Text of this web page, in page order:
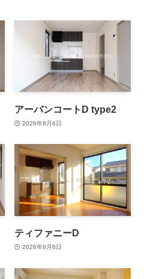
アーバンコートD type2
2026年8月6日
ティファニーD
2026年8月6日